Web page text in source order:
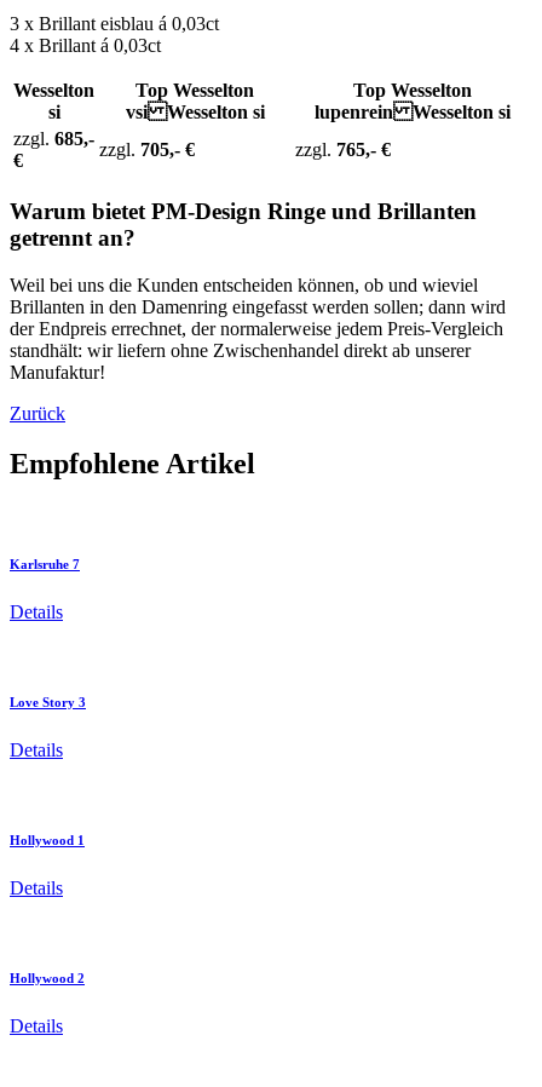
3 x Brillant eisblau á 0,03ct
4 x Brillant á 0,03ct
Wesselton
si
Top Wesselton
vsi Wesselton si
Top Wesselton
lupenrein Wesselton si
zzgl. 685,-
€
zzgl. 705,- € zzgl. 765,- €
Warum bietet PM-Design Ringe und Brillanten
getrennt an?
Weil bei uns die Kunden entscheiden können, ob und wieviel
Brillanten in den Damenring eingefasst werden sollen; dann wird
der Endpreis errechnet, der normalerweise jedem Preis-Vergleich
standhält: wir liefern ohne Zwischenhandel direkt ab unserer
Manufaktur!
Zurück
Empfohlene Artikel
Karlsruhe 7
Details
Love Story 3
Details
Hollywood 1
Details
Hollywood 2
Details